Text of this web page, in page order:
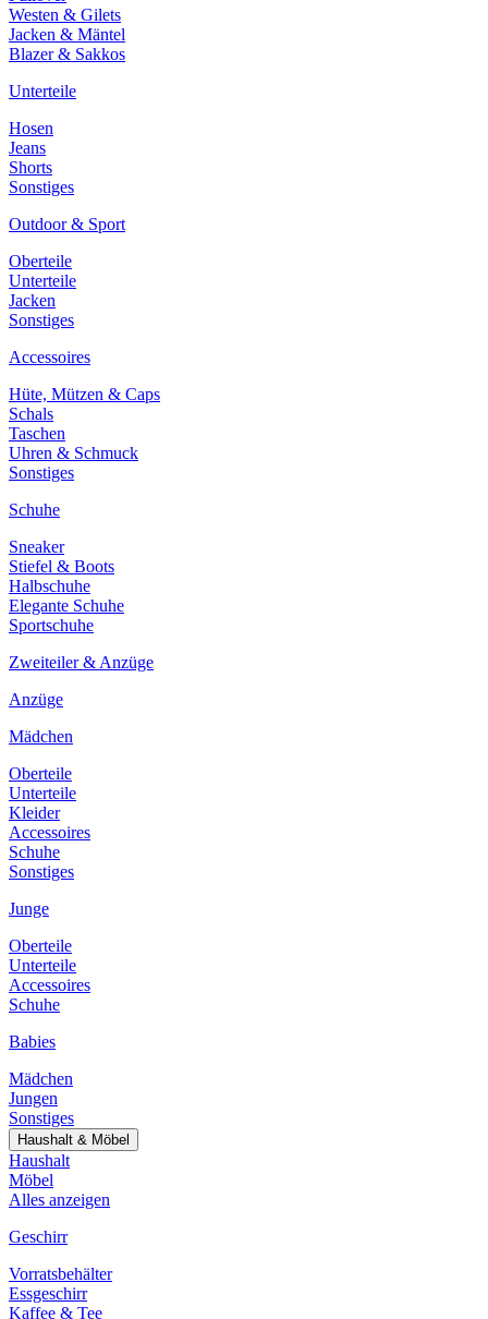
Westen & Gilets
Jacken & Mäntel
Blazer & Sakkos
Unterteile
Hosen
Jeans
Shorts
Sonstiges
Outdoor & Sport
Oberteile
Unterteile
Jacken
Sonstiges
Accessoires
Hüte, Mützen & Caps
Schals
Taschen
Uhren & Schmuck
Sonstiges
Schuhe
Sneaker
Stiefel & Boots
Halbschuhe
Elegante Schuhe
Sportschuhe
Zweiteiler & Anzüge
Anzüge
Mädchen
Oberteile
Unterteile
Kleider
Accessoires
Schuhe
Sonstiges
Junge
Oberteile
Unterteile
Accessoires
Schuhe
Babies
Mädchen
Jungen
Sonstiges
Haushalt & Möbel
Haushalt
Möbel
Alles anzeigen
Geschirr
Vorratsbehälter
Essgeschirr
Kaffee & Tee